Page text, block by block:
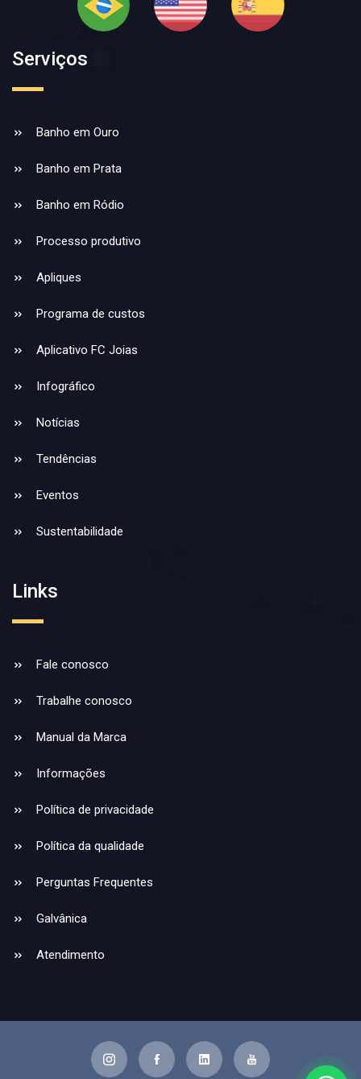
Serviços
Banho em Ouro
Banho em Prata
Banho em Ródio
Processo produtivo
Apliques
Programa de custos
Aplicativo FC Joias
Infográfico
Notícias
Tendências
Eventos
Sustentabilidade
Links
Fale conosco
Trabalhe conosco
Manual da Marca
Informações
Política de privacidade
Política da qualidade
Perguntas Frequentes
Galvânica
Atendimento